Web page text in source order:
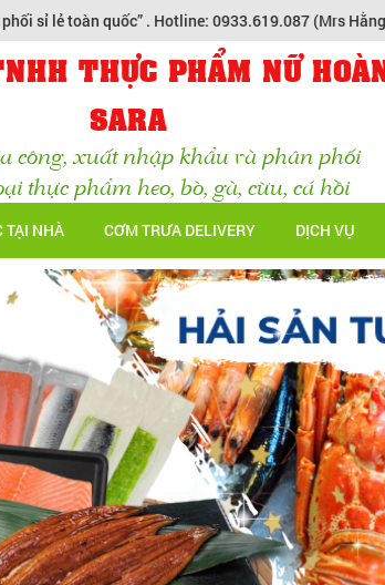
toàn quốc” . Hotline: 0933.619.087 (Mrs Hằng) -
THỰC PHẨM NỮ
SARA
công, xuất nhập khẩu và phân phối
thực phẩm heo, bò, gà, cừu, cá hồi
TẠI NHÀ CƠM TRƯA DELIVERY DỊCH VỤ